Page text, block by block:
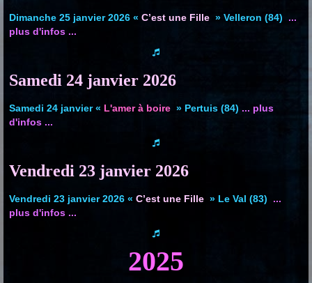
Dimanche 25 janvier 2026 « C’est une Fille » Velleron (84) ...
plus d'infos ...
Samedi 24 janvier 2026
Samedi 24 janvier« L'amer à boire » Pertuis (84) ... plus
d'infos ...
Vendredi 23 janvier 2026
Vendredi 23 janvier 2026 « C’est une Fille » Le Val (83) ...
plus d'infos ...
2025